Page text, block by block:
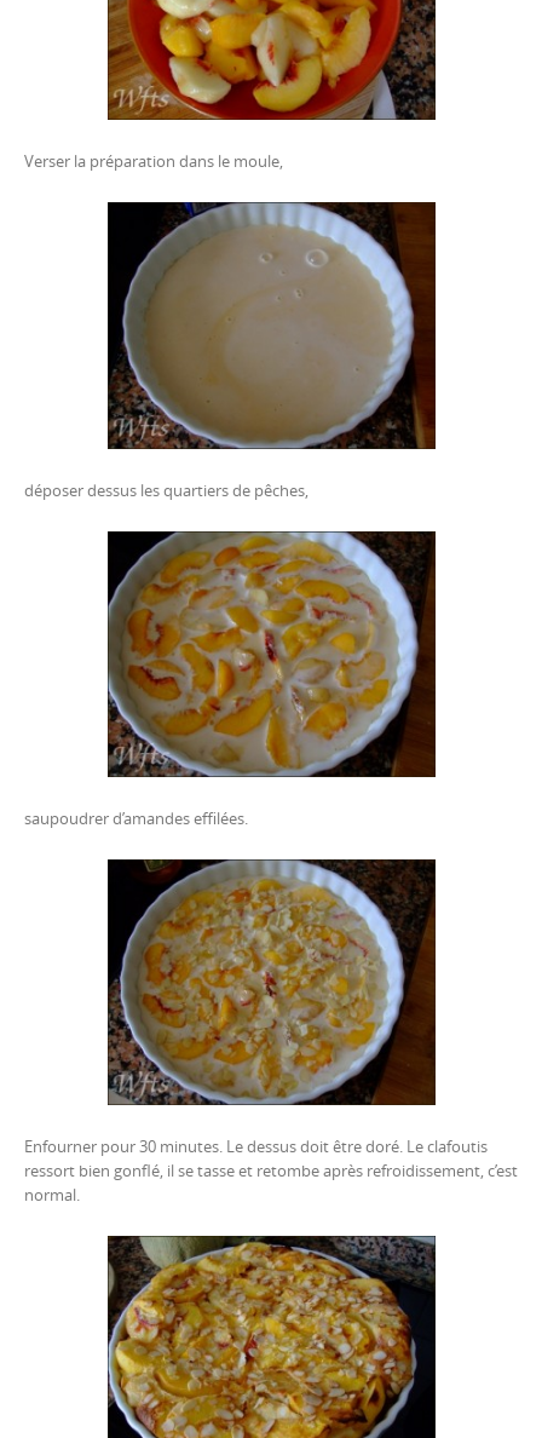
Verser la préparation dans le moule,
déposer dessus les quartiers de pêches,
saupoudrer d’amandes effilées.
Enfourner pour 30 minutes. Le dessus doit être doré. Le clafoutis
ressort bien gonflé, il se tasse et retombe après refroidissement, c’est
normal.